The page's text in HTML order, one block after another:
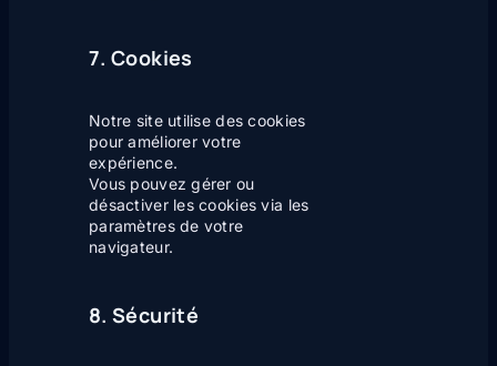
7. Cookies
Notre site utilise des cookies
pour améliorer votre
expérience.
Vous pouvez gérer ou
désactiver les cookies via les
paramètres de votre
navigateur.
8. Sécurité